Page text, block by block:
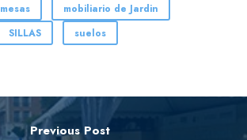
mesas
mobiliario de Jardin
SILLAS suelos
Previous Post